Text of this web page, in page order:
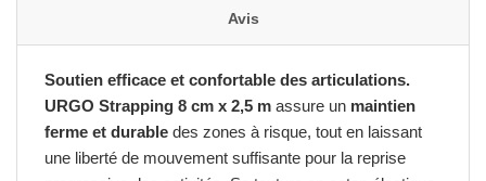
Avis
Soutien efficace et confortable des articulations.
URGO Strapping 8 cm x 2,5 m assure un maintien
ferme et durable des zones à risque, tout en laissant
une liberté de mouvement suffisante pour la reprise